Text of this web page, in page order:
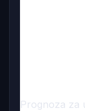
Prognoza za